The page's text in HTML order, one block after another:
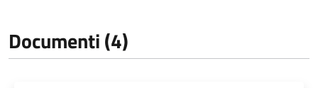
Documenti (4)